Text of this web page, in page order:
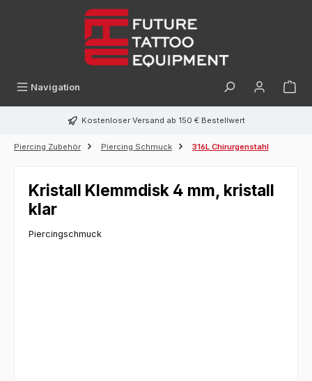
Navigation
Kostenloser Versand ab 150 € Bestellwert
Piercing Zubehör Piercing Schmuck 316L Chirurgenstahl
Kristall Klemmdisk 4 mm, kristall
klar
Piercingschmuck